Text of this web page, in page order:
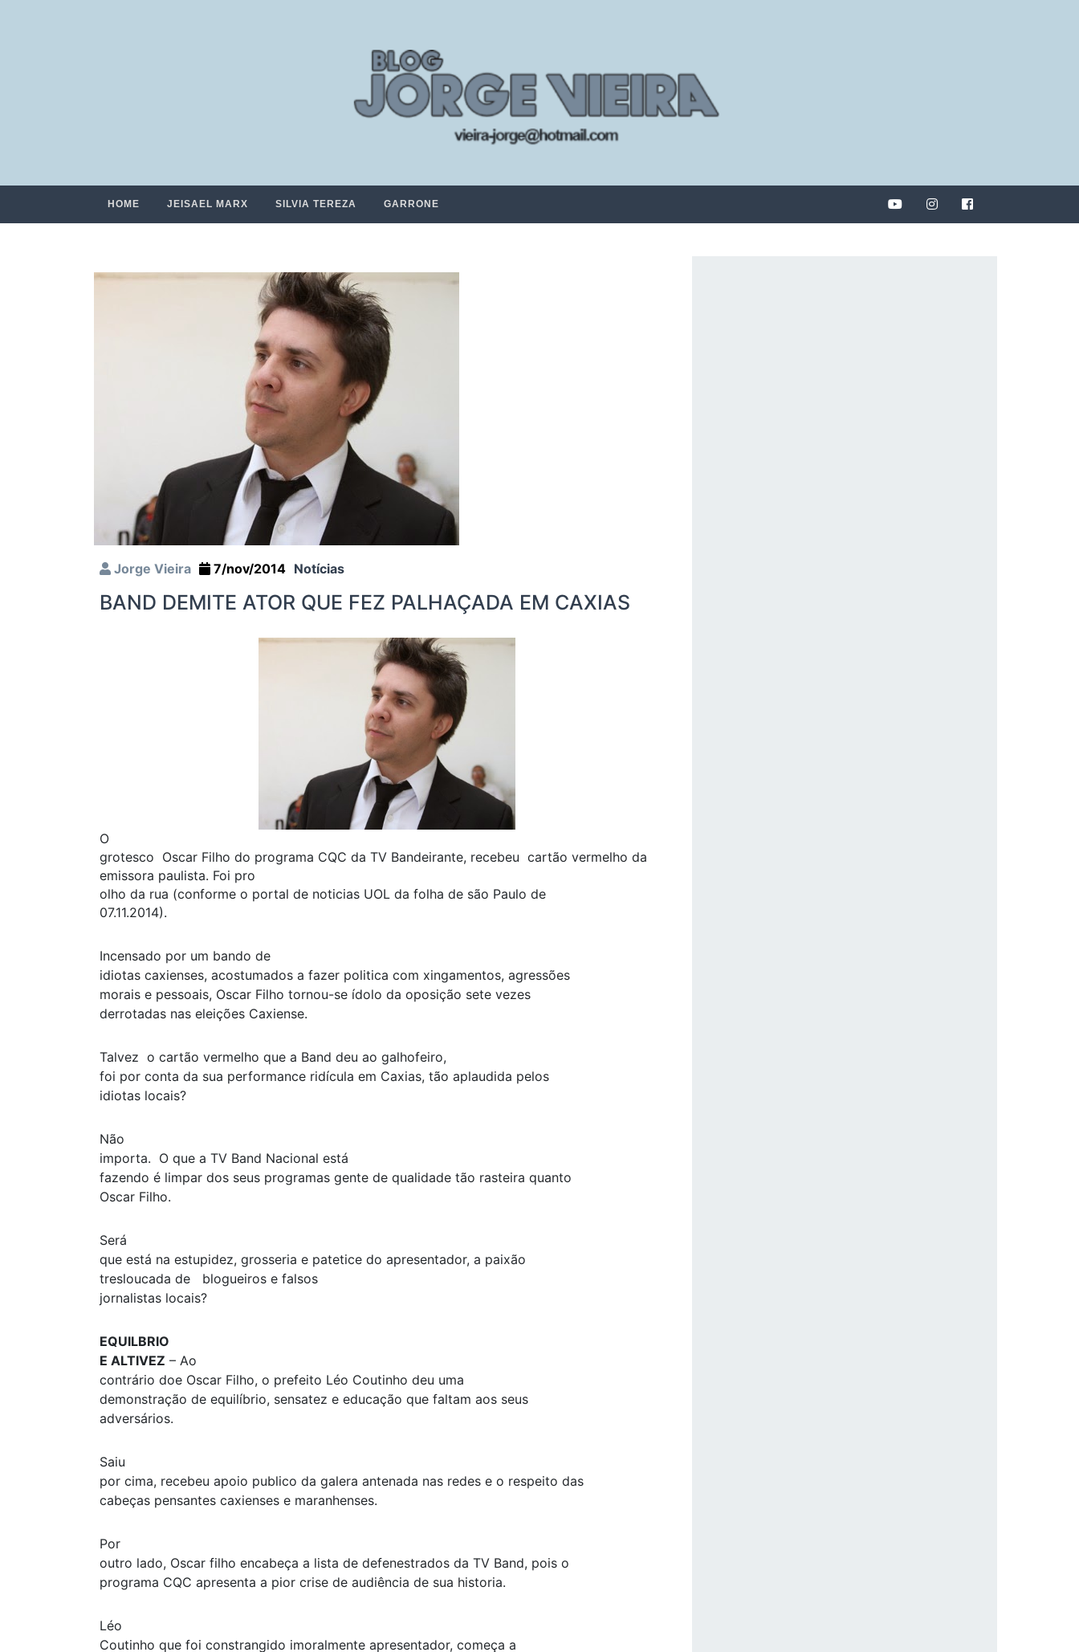
HOME JEISAEL MARX SILVIA TEREZA GARRONE
Jorge Vieira 7/nov/2014 Notícias
BAND DEMITE ATOR QUE FEZ PALHAÇADA EM CAXIAS
O
grotesco Oscar Filho do programa CQC da TV Bandeirante, recebeu cartão vermelho da
emissora paulista. Foi pro
olho da rua (conforme o portal de noticias UOL da folha de são Paulo de
07.11.2014).
Incensado por um bando de
idiotas caxienses, acostumados a fazer politica com xingamentos, agressões
morais e pessoais, Oscar Filho tornou-se ídolo da oposição sete vezes
derrotadas nas eleições Caxiense.
Talvez o cartão vermelho que a Band deu ao galhofeiro,
foi por conta da sua performance ridícula em Caxias, tão aplaudida pelos
idiotas locais?
Não
importa. O que a TV Band Nacional está
fazendo é limpar dos seus programas gente de qualidade tão rasteira quanto
Oscar Filho.
Será
que está na estupidez, grosseria e patetice do apresentador, a paixão
tresloucada de blogueiros e falsos
jornalistas locais?
EQUILBRIO
E ALTIVEZ – Ao
contrário doe Oscar Filho, o prefeito Léo Coutinho deu uma
demonstração de equilíbrio, sensatez e educação que faltam aos seus
adversários.
Saiu
por cima, recebeu apoio publico da galera antenada nas redes e o respeito das
cabeças pensantes caxienses e maranhenses.
Por
outro lado, Oscar filho encabeça a lista de defenestrados da TV Band, pois o
programa CQC apresenta a pior crise de audiência de sua historia.
Léo
Coutinho que foi constrangido imoralmente apresentador, começa a